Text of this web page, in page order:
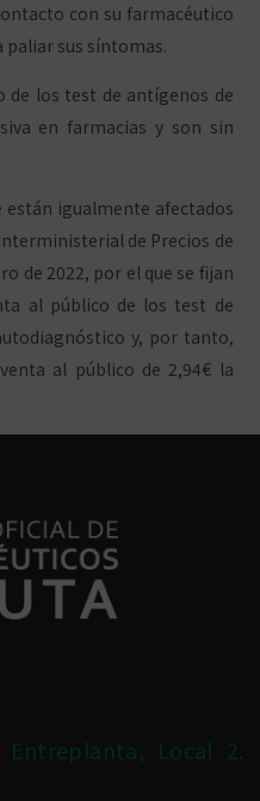
con su farmacéutico
paliar sus síntomas.
de los test de antígenos de
en farmacias y son sin
están igualmente afectados
de Precios de
de 2022, por el que se fijan
al público de los test de
y, por tanto,
al público de 2,94€ la
Entreplanta, Local 2.